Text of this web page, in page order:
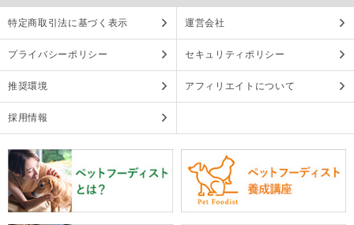
特定商取引法に基づく表示 運営会社
プライバシーポリシー セキュリティポリシー
推奨環境 アフィリエイトについて
採用情報